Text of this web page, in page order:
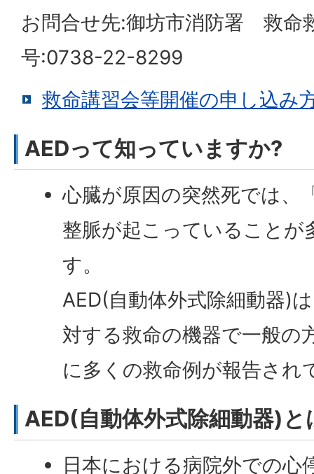
お問合せ先:御坊市消防署 救
号:0738-22-8299
救命講習会等開催の申し込み
AEDって知っていますか?
心臓が原因の突然死では、
整脈が起こっていることが
す。
AED(自動体外式除細動器)
対する救命の機器で一般の
に多くの救命例が報告され
AED(自動体外式除細動器)と
日本における病院外での心